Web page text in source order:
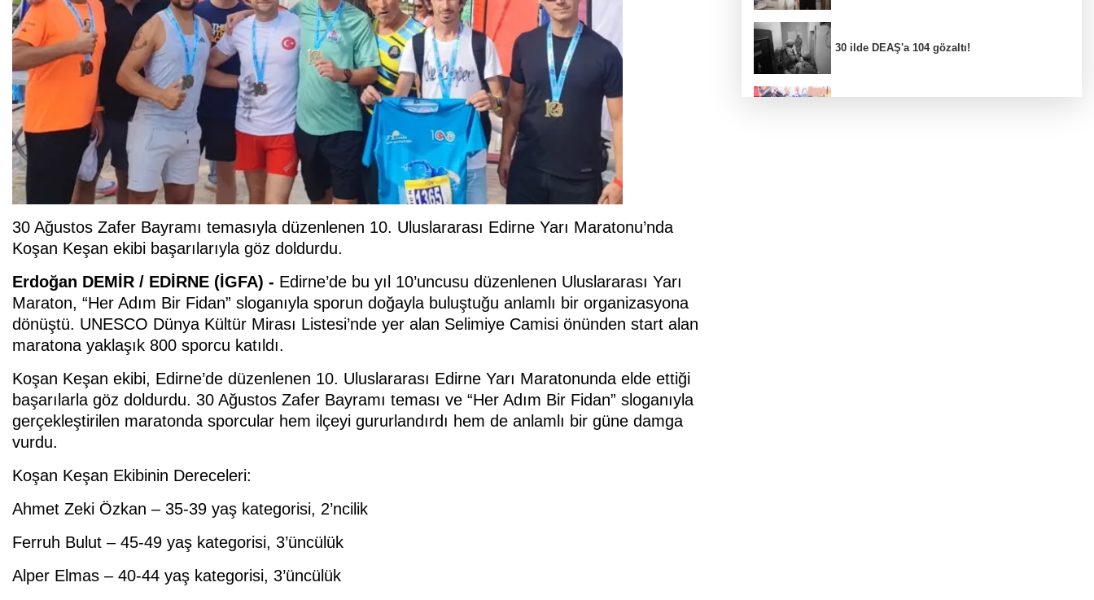
30 Ağustos Zafer Bayramı temasıyla düzenlenen 10. Uluslararası Edirne Yarı Maratonu’nda
Koşan Keşan ekibi başarılarıyla göz doldurdu.
Erdoğan DEMİR / EDİRNE (İGFA) - Edirne’de bu yıl 10’uncusu düzenlenen Uluslararası Yarı
Maraton, “Her Adım Bir Fidan” sloganıyla sporun doğayla buluştuğu anlamlı bir organizasyona
dönüştü. UNESCO Dünya Kültür Mirası Listesi’nde yer alan Selimiye Camisi önünden start alan
maratona yaklaşık 800 sporcu katıldı.
Koşan Keşan ekibi, Edirne’de düzenlenen 10. Uluslararası Edirne Yarı Maratonunda elde ettiği
başarılarla göz doldurdu. 30 Ağustos Zafer Bayramı teması ve “Her Adım Bir Fidan” sloganıyla
gerçekleştirilen maratonda sporcular hem ilçeyi gururlandırdı hem de anlamlı bir güne damga
vurdu.
Koşan Keşan Ekibinin Dereceleri:
Ahmet Zeki Özkan – 35-39 yaş kategorisi, 2’ncilik
Ferruh Bulut – 45-49 yaş kategorisi, 3’üncülük
Alper Elmas – 40-44 yaş kategorisi, 3’üncülük
30 ilde DEAŞ'a 104 gözaltı!